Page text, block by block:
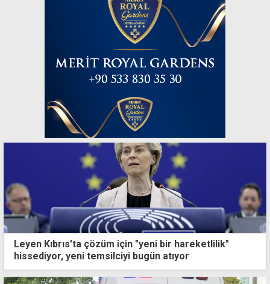
Leyen Kıbrıs'ta çözüm için "yeni bir hareketlilik"
hissediyor, yeni temsilciyi bugün atıyor